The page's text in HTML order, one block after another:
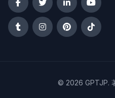
© 2026 GPTJP.